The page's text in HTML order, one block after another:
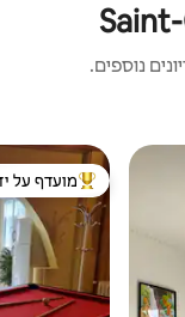
נוספים.
מוביל בקרב
מועדף על